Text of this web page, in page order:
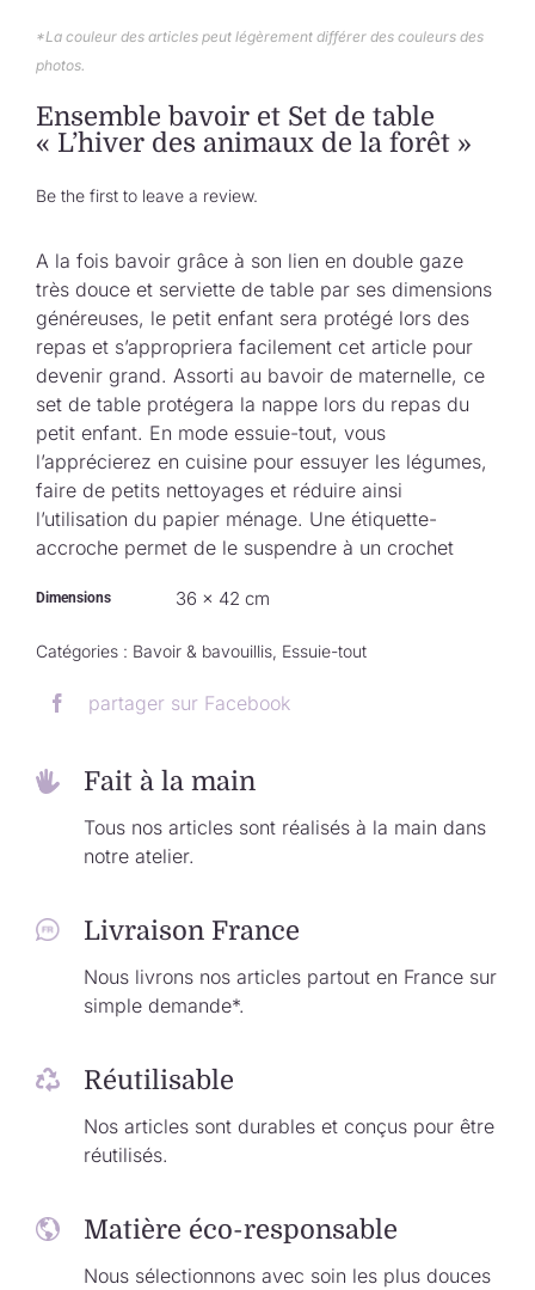
Nous contacter
*La couleur des articles peut légèrement différer des couleurs des
photos.
Ensemble bavoir et Set de table
« L’hiver des animaux de la forêt »
Be the first to leave a review.
A la fois bavoir grâce à son lien en double gaze
très douce et serviette de table par ses dimensions
généreuses, le petit enfant sera protégé lors des
repas et s’appropriera facilement cet article pour
devenir grand. Assorti au bavoir de maternelle, ce
set de table protégera la nappe lors du repas du
petit enfant. En mode essuie-tout, vous
l’apprécierez en cuisine pour essuyer les légumes,
faire de petits nettoyages et réduire ainsi
l’utilisation du papier ménage. Une étiquette-
accroche permet de le suspendre à un crochet
Dimensions 36 × 42 cm
Catégories : Bavoir & bavouillis, Essuie-tout
partager sur Facebook
Fait à la main
Tous nos articles sont réalisés à la main dans
notre atelier.
Livraison France
Nous livrons nos articles partout en France sur
simple demande*.
Réutilisable
Nos articles sont durables et conçus pour être
réutilisés.
Matière éco-responsable
Nous sélectionnons avec soin les plus douces